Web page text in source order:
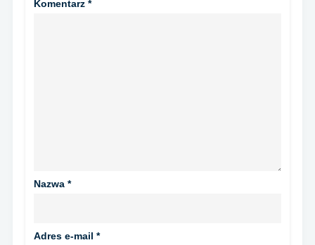
Komentarz *
Nazwa *
Adres e-mail *